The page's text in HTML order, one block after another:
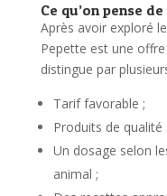
Ce qu’on pense
Après avoir exploré
Pepette est une
distingue par
Tarif favorable ;
Produits de qualité
Un dosage selon
animal ;